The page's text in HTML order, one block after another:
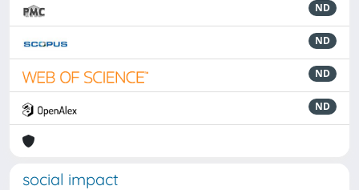
ND
ND
ND
ND
social impact